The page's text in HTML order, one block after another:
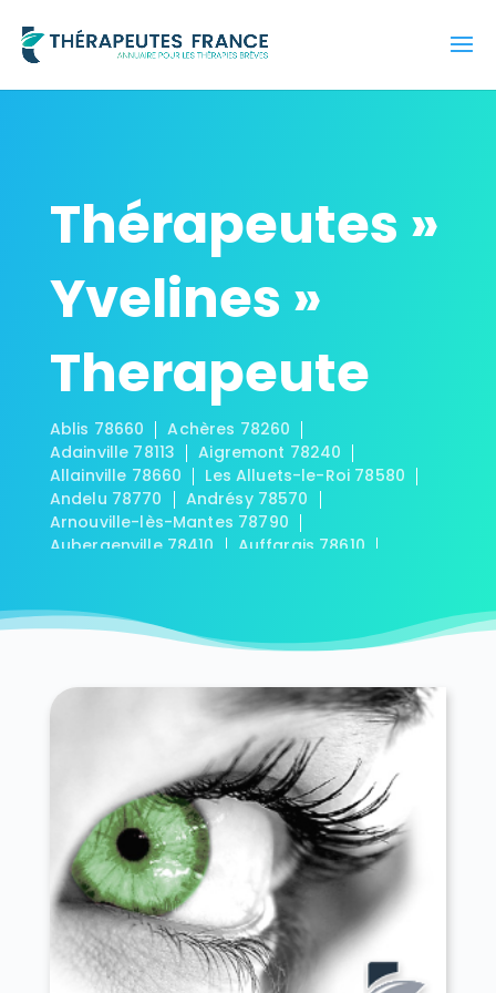
Thérapeutes »
Yvelines »
Therapeute
Ablis 78660
Achères 78260
Adainville 78113
Aigremont 78240
Allainville 78660
Les Alluets-le-Roi 78580
Andelu 78770
Andrésy 78570
Arnouville-lès-Mantes 78790
Aubergenville 78410
Auffargis 78610
Autouillet 78770
Bazainville 78550
Bazemont 78580
Béhoust 78910
Bennecourt 78270
Beynes 78650
Blaru 78270
Boinville-en-Mantois 78930
Boinville-le-Gaillard 78660
Boinvilliers 78200
Bois-d'Arcy 78390
Boissets 78910
La Boissière-École 78125
Boissy-Mauvoisin 78200
Boissy-sans-Avoir 78490
Bonnelles 78830
Bonnières-sur-Seine 78270
Bouafle 78410
Bougival 78380
Bourdonné 78113
Breuil-Bois-Robert 78930
Bréval 78980
Les Bréviaires 78610
Brueil-en-Vexin 78440
Buc 78530
Buchelay 78200
Bullion 78830
Carrières-sous-Poissy 78955